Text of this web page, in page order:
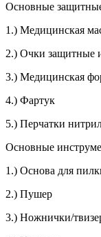
Основные
1.) Медицинская
2.) Очки защитные
3.) Медицинская
4.) Фартук
5.) Перчатки
Основные
1.) Основа для
2.) Пушер
3.) Ножнички/